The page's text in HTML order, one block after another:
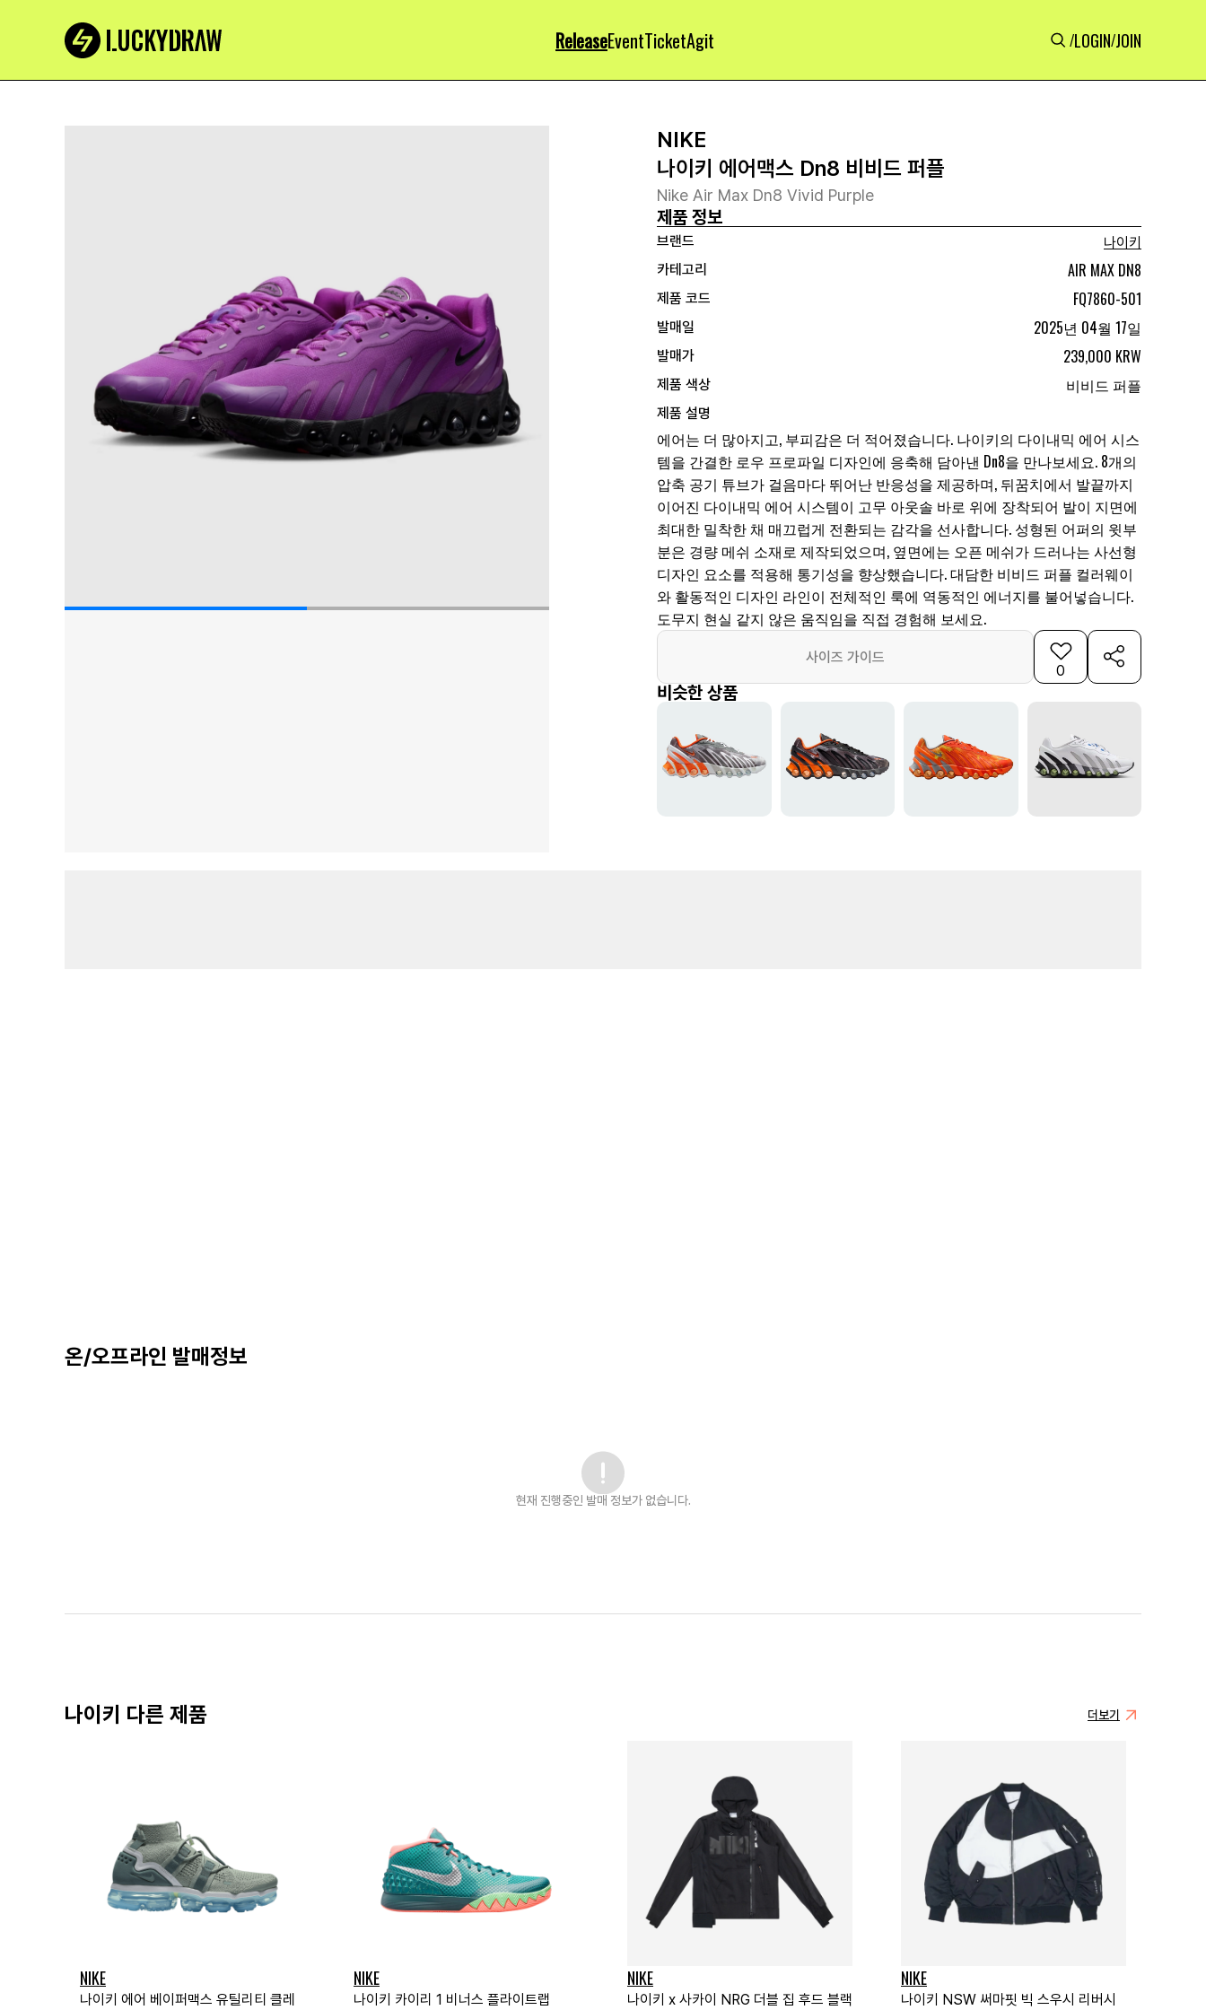
ReleaseEventTicketAgit /LOGIN/JOIN
NIKE
나이키 에어맥스 Dn8 비비드 퍼플
Nike Air Max Dn8 Vivid Purple
제품 정보
브랜드
나이키
카테고리
AIR MAX DN8
제품 코드 FQ7860-501
발매일 2025년 04월 17일
발매가 239,000 KRW
제품 색상 비비드 퍼플
제품 설명
에어는 더 많아지고, 부피감은 더 적어졌습니다. 나이키의 다이내믹 에어 시스
템을 간결한 로우 프로파일 디자인에 응축해 담아낸 Dn8을 만나보세요. 8개의
압축 공기 튜브가 걸음마다 뛰어난 반응성을 제공하며, 뒤꿈치에서 발끝까지
이어진 다이내믹 에어 시스템이 고무 아웃솔 바로 위에 장착되어 발이 지면에
최대한 밀착한 채 매끄럽게 전환되는 감각을 선사합니다. 성형된 어퍼의 윗부
분은 경량 메쉬 소재로 제작되었으며, 옆면에는 오픈 메쉬가 드러나는 사선형
디자인 요소를 적용해 통기성을 향상했습니다. 대담한 비비드 퍼플 컬러웨이
와 활동적인 디자인 라인이 전체적인 룩에 역동적인 에너지를 불어넣습니다.
도무지 현실 같지 않은 움직임을 직접 경험해 보세요.
사이즈 가이드
0
비슷한 상품
온/오프라인 발매정보
현재 진행중인 발매 정보가 없습니다.
나이키 다른 제품 더보기
NIKE
나이키 에어 베이퍼맥스 유틸리티 클레
NIKE
나이키 카이리 1 비너스 플라이트랩
NIKE
나이키 x 사카이 NRG 더블 집 후드 블랙
NIKE
나이키 NSW 써마핏 빅 스우시 리버시